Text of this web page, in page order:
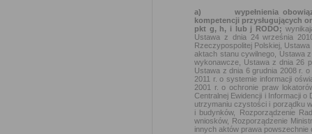
a) wypełnienia
kompetencji przysługujących
pkt g, h, i lub j RODO;
Ustawa z dnia 24 września
Rzeczypospolitej Polskiej,
aktach stanu cywilnego, Ustawa
wykonawcze, Ustawa z dnia 26
Ustawa z dnia 6 grudnia 2008 r.
2011 r. o systemie informacji
2001 r. o ochronie praw
Centralnej Ewidencji i Informacji
utrzymaniu czystości i porządku
i budynków, Rozporządzenie
wniosków, Rozporządzenie
innych aktów prawa